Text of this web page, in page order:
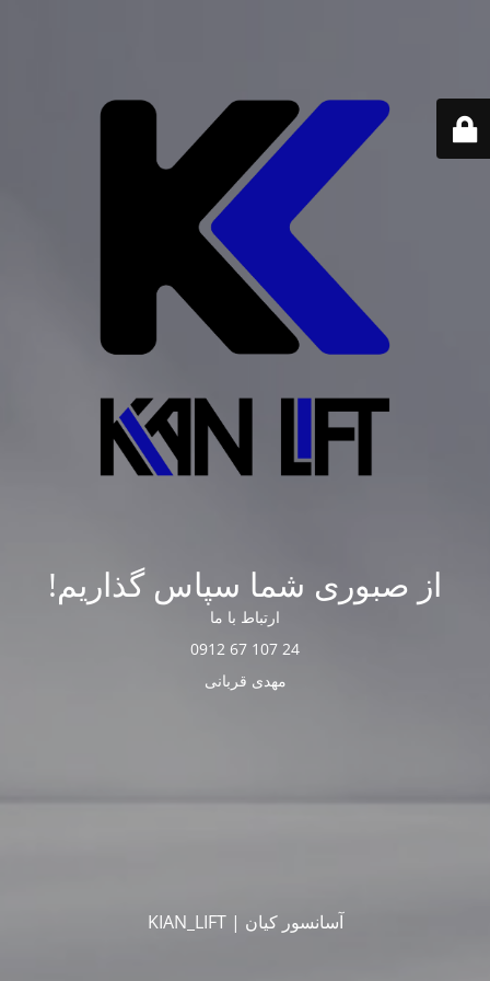
از صبوری شما سپاس گذاریم!
ارتباط با ما
24 107 67 0912
مهدی قربانی
آسانسور کیان | KIAN_LIFT